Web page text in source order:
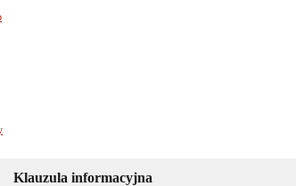
Klauzula informacyjna